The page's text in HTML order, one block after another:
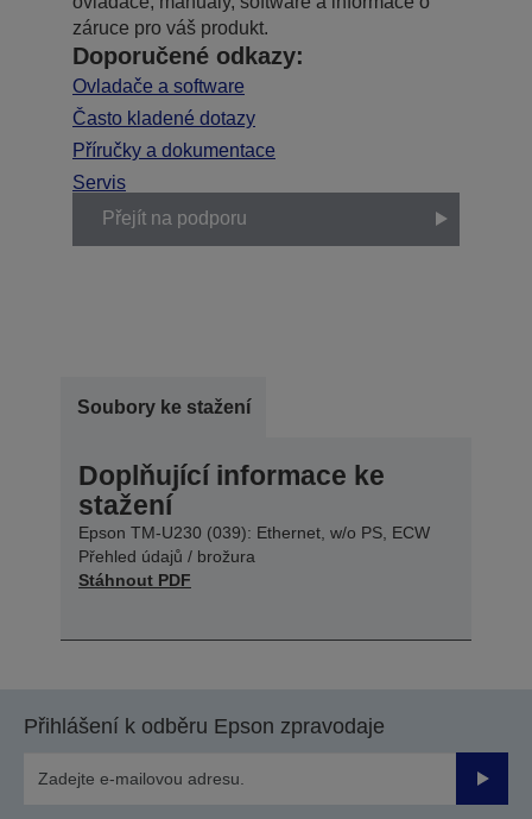
záruce pro váš produkt.
Doporučené odkazy:
Ovladače a software
Často kladené dotazy
Příručky a dokumentace
Servis
Přejít na podporu
Soubory ke stažení
Doplňující informace ke
stažení
Epson TM-U230 (039): Ethernet, w/o PS, ECW
Přehled údajů / brožura
Stáhnout PDF
Přihlášení k odběru Epson zpravodaje